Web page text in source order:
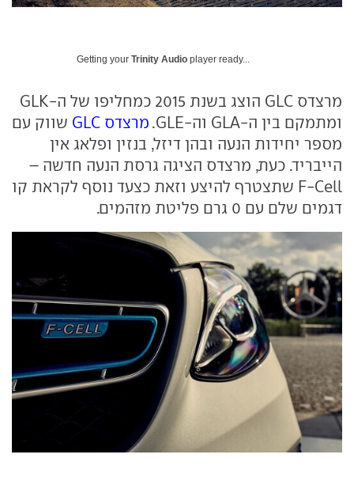
Getting your Trinity Audio player ready...
מרצדס GLC הוצג בשנת 2015 כמחליפו של ה-GLK
ומתמקם בין ה-GLA וה-GLE.
מרצדס GLC
שווק עם
מספר יחידות הנעה ובהן דיזל, בנזין ופלאג אין
הייבריד. כעת, מרצדס הציגה גרסת הנעה חדשה –
F-Cell שתצטרף להיצע וזאת כצעד נוסף לקראת קו
דגמים שלם עם 0 גרם פליטת מזהמים.